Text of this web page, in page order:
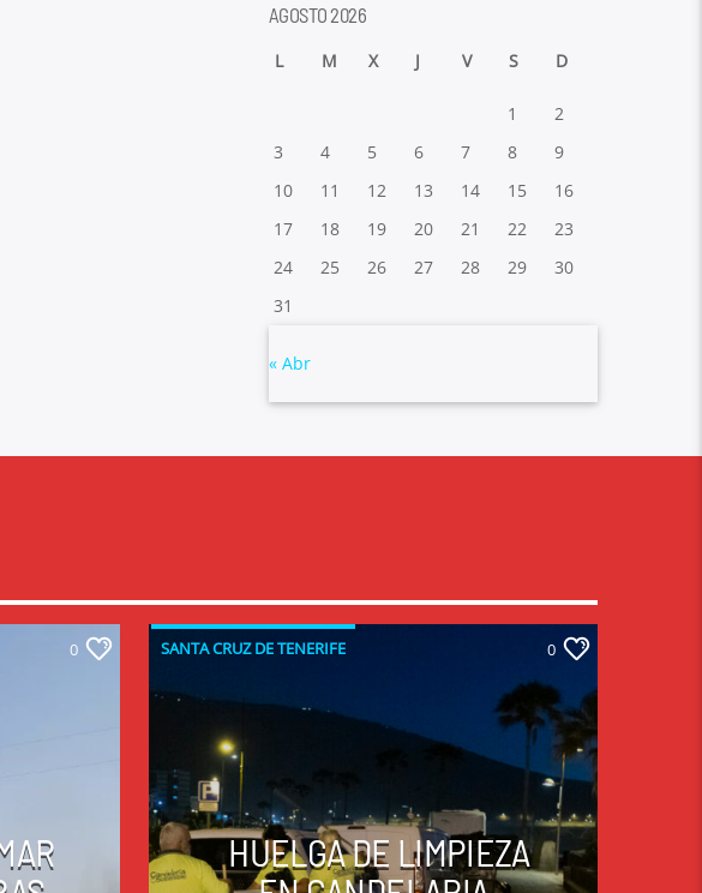
AGOSTO 2026
L M X J V S D
1
2
3
4 5 6 7 8
9
10
11 12 13 14 15
16
17
18 19 20 21 22
23
24
25 26 27 28 29
30
31
« Abr
0 SANTA CRUZ DE TENERIFE 0
HUELGA DE LIMPIEZA